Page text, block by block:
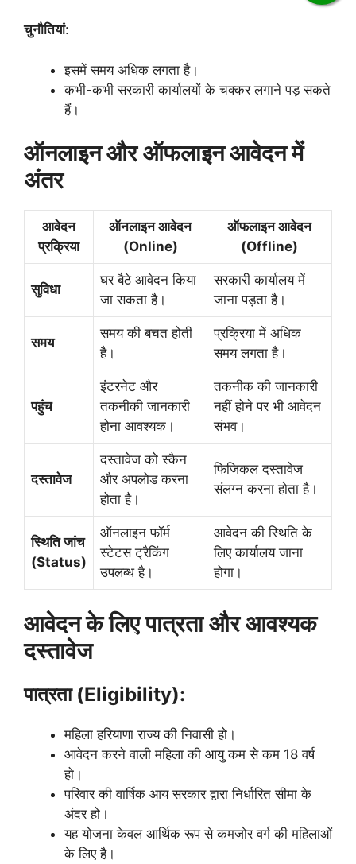
चुनौतियां:
इसमें समय अधिक लगता है।
कभी-कभी सरकारी कार्यालयों के चक्कर लगाने पड़ सकते
हैं।
ऑनलाइन और ऑफलाइन आवेदन में
अंतर
आवेदन
प्रक्रिया
ऑनलाइन आवेदन
(Online)
ऑफलाइन आवेदन
(Offline)
सुविधा
घर बैठे आवेदन किया
जा सकता है।
सरकारी कार्यालय में
जाना पड़ता है।
समय
समय की बचत होती
है।
प्रक्रिया में अधिक
समय लगता है।
पहुंच
इंटरनेट और
तकनीकी जानकारी
होना आवश्यक।
तकनीक की जानकारी
नहीं होने पर भी आवेदन
संभव।
दस्तावेज
दस्तावेज को स्कैन
और अपलोड करना
होता है।
फिजिकल दस्तावेज
संलग्न करना होता है।
स्थिति जांच
(Status)
ऑनलाइन फॉर्म
स्टेटस ट्रैकिंग
उपलब्ध है।
आवेदन की स्थिति के
लिए कार्यालय जाना
होगा।
आवेदन के लिए पात्रता और आवश्यक
दस्तावेज
पात्रता (Eligibility):
महिला हरियाणा राज्य की निवासी हो।
आवेदन करने वाली महिला की आयु कम से कम 18 वर्ष
हो।
परिवार की वार्षिक आय सरकार द्वारा निर्धारित सीमा के
अंदर हो।
यह योजना केवल आर्थिक रूप से कमजोर वर्ग की महिलाओं
के लिए है।